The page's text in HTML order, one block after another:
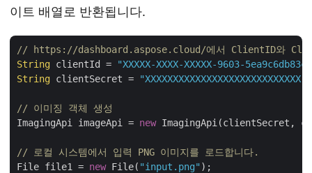
이트 배열로 반환됩니다.
// https://dashboard.aspose.cloud/에서 ClientID와
String clientId =
"XXXXX-XXXX-XXXXX-9603-
String clientSecret = "XXXXXXXXXXXXXXXXXXXXXXXXXXXX"
// 이미징 객체 생성
ImagingApi imageApi = new ImagingApi(clientSecret,
// 로컬 시스템에서 입력 PNG 이미지를 로드합니다.
File file1 = new File( "input.png" );